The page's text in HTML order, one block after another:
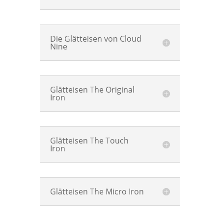
Die Glätteisen von Cloud
Nine
Glätteisen The Original
Iron
Glätteisen The Touch
Iron
Glätteisen The Micro Iron